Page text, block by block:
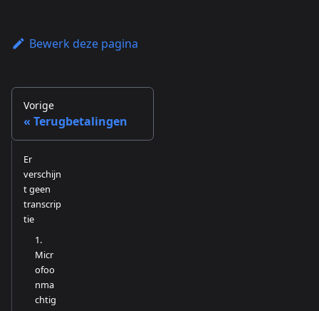
Bewerk deze pagina
Vorige
Terugbetalingen
Er
verschijn
t geen
transcrip
tie
1.
Micr
ofoo
nma
chtig